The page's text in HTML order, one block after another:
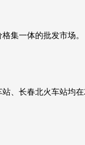
集一体的批发市场。
、长春北火车站均